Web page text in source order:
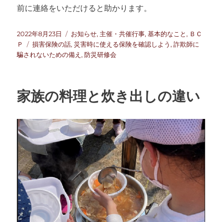
前に連絡をいただけると助かります。
投
稿
日:
2022年8月23日
カ
テ
ゴ
お知らせ, 主催・共催行事,基本的なこと , ＢＣ
Ｐ
タ
グ
損害保険の話, 災害時に使える保険を確認しよう ,詐欺師に
騙されないための備え ,防災研修会
家族の料理と炊き出しの違い